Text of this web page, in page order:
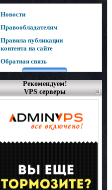
Новости
Правообладателям
Правила публикации
контента на сайте
Обратная связь
Рекомендуем!
VPS серверы